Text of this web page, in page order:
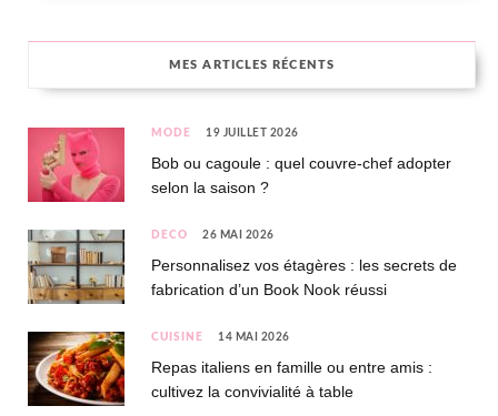
MES ARTICLES RÉCENTS
MODE 19 JUILLET 2026
Bob ou cagoule : quel couvre-chef adopter
selon la saison ?
DÉCO 26 MAI 2026
Personnalisez vos étagères : les secrets de
fabrication d’un Book Nook réussi
CUISINE 14 MAI 2026
Repas italiens en famille ou entre amis :
cultivez la convivialité à table